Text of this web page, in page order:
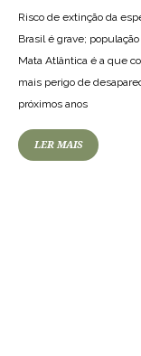
Risco de extinção da
Brasil é grave; população
Mata Atlântica é a que
mais perigo de
próximos anos
LER MAIS